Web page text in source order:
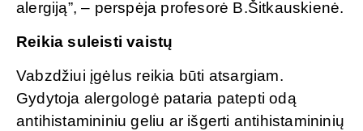
alergiją”, – perspėja profesorė B.Šitkauskienė.
Reikia suleisti vaistų
Vabzdžiui įgėlus reikia būti atsargiam.
Gydytoja alergologė pataria patepti odą
antihistamininiu geliu ar išgerti antihistamininių